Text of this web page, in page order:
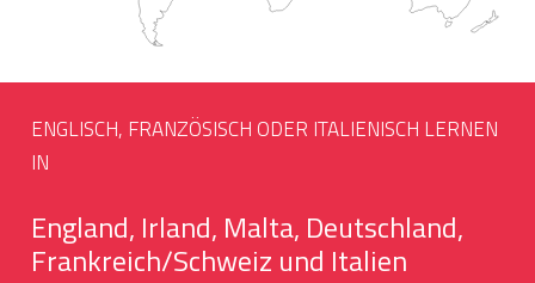
ENGLISCH, FRANZÖSISCH ODER ITALIENISCH LERNEN
IN
England, Irland, Malta, Deutschland,
Frankreich/Schweiz und Italien